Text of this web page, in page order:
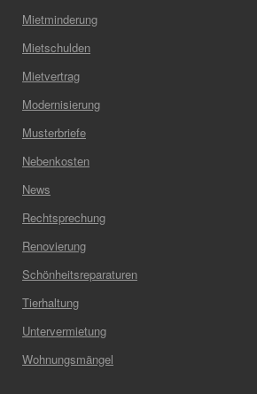
Mietminderung
Mietschulden
Mietvertrag
Modernisierung
Musterbriefe
Nebenkosten
News
Rechtsprechung
Renovierung
Schönheitsreparaturen
Tierhaltung
Untervermietung
Wohnungsmängel